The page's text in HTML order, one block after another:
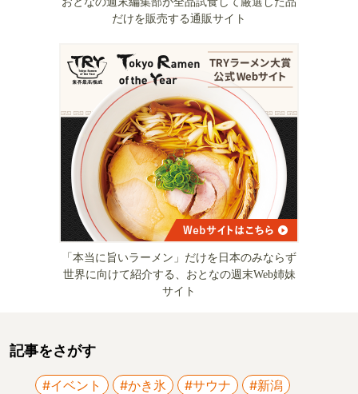
だけを販売する通販サイト
「本当に旨いラーメン」だけを日本のみならず
世界に向けて紹介する、おとなの週末Web姉妹
サイト
記事をさがす
#イベント #かき氷 #サウナ
#新潟